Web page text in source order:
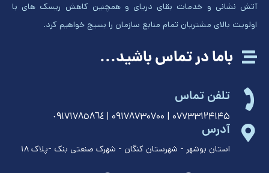
باما در تماس باشید...
تلفن تماس
۰۷۷۳۳۱۲۴۱۴۵ | ۰۹۱۷۸۷۳۰۷۰۰ | ٠٩١٧١٧٨٥٨٦٤
آدرس
استان بوشهر - شهرستان کنگان - شهرک صنعتی بنک -پلاک ١٨
آتش نشانی و خدمات بقای دریای و همچنین کاهش ریسک های با
اولویت بالای مشتریان تمام منابع سازمان را بسیج خواهیم کرد.